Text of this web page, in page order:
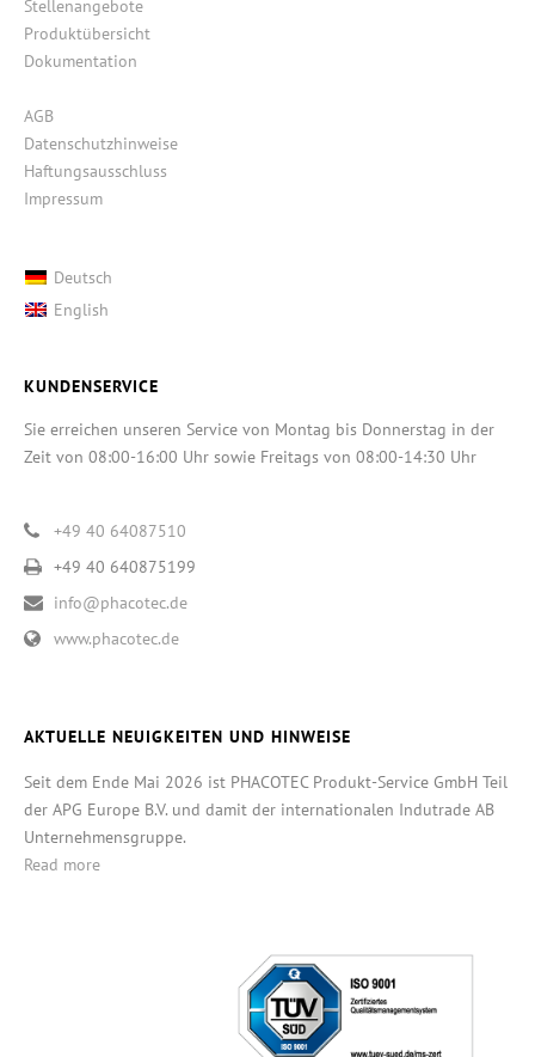
Stellenangebote
Produktübersicht
Dokumentation
AGB
Datenschutzhinweise
Haftungsausschluss
Impressum
Deutsch
English
KUNDENSERVICE
Sie erreichen unseren Service von Montag bis Donnerstag in der
Zeit von 08:00-16:00 Uhr sowie Freitags von 08:00-14:30 Uhr
+49 40 64087510
+49 40 640875199
info@phacotec.de
www.phacotec.de
AKTUELLE NEUIGKEITEN UND HINWEISE
Seit dem Ende Mai 2026 ist PHACOTEC Produkt-Service GmbH Teil
der APG Europe B.V. und damit der internationalen Indutrade AB
Unternehmensgruppe.
Read more